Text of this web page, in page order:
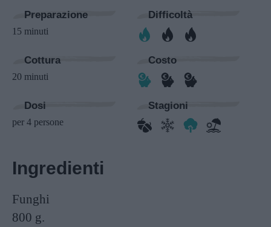
Preparazione
15 minuti
Difficoltà
Cottura
20 minuti
Costo
Dosi
per 4 persone
Stagioni
Ingredienti
Funghi
800 g.